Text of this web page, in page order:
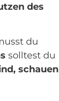
des
du
solltest du
schauen